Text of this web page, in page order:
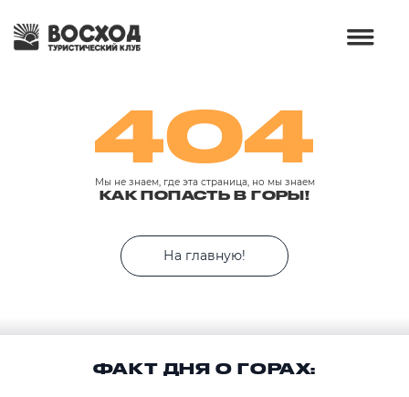
404
Мы не знаем, где эта страница, но мы знаем
КАК ПОПАСТЬ В ГОРЫ!
На главную!
ФАКТ ДНЯ О ГОРАХ: